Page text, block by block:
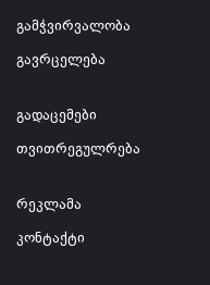
გამჭვირვალობა
გავრცელება
გადაცემები
თვითრეგულრება
რეკლამა
კონტაქტი